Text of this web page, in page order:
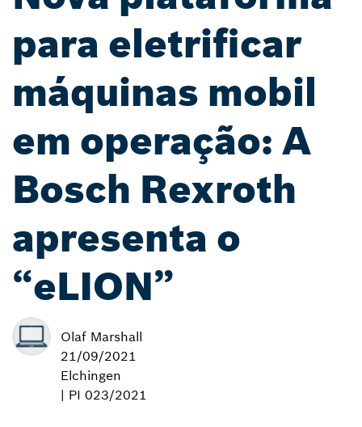
para eletrificar
máquinas mobil
em operação: A
Bosch Rexroth
apresenta o
“eLION”
Olaf Marshall
21/09/2021
Elchingen
| PI 023/2021